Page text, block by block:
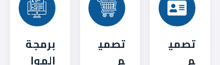
تصمي
م
تصمي
م
برمجة
الموا